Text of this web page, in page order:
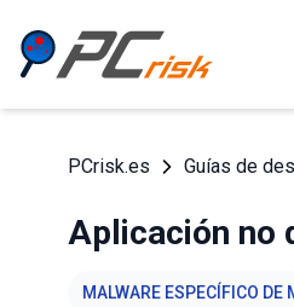
PCrisk.es Guías de
Aplicación no
MALWARE ESPECÍFICO DE